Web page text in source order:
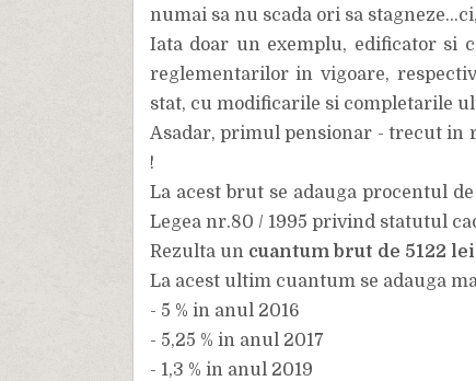
numai sa nu scada ori sa
Iata doar un exemplu, edificator si
reglementarilor in vigoare,
stat, cu modificarile si completarile
Asadar, primul pensionar - trecut in
!
La acest brut se adauga procentul
Legea nr.80 / 1995 privind statutul
Rezulta un cuantum brut de 5122 lei
La acest ultim cuantum se adauga
- 5 % in anul 2016
- 5,25 % in anul 2017
- 1,3 % in anul 2019